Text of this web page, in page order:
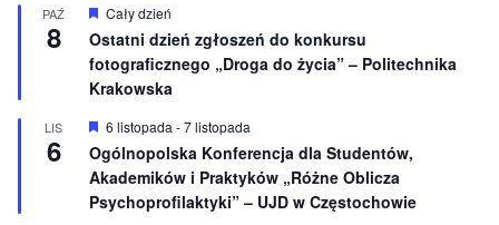
n
o
n
e
PAŹ
8
W
r
ó
ż
n
i
o
n
e
Cały dzień
Ostatni dzień zgłoszeń do konkursu
fotograficznego „Droga do życia” – Politechnika
Krakowska
LIS
6
W
r
ó
ż
n
6 listopada -7 listopada
Ogólnopolska Konferencja dla Studentów,
Akademików i Praktyków „Różne Oblicza
Psychoprofilaktyki” – UJD w Częstochowie